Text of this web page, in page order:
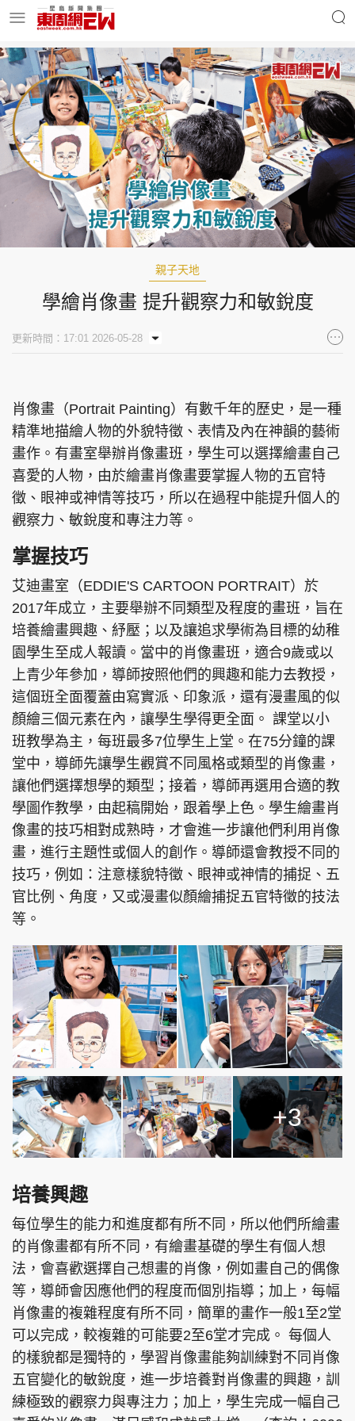
明星名人 時事財經
東周Ladies 優享生活
東周食玩通 會員活動
玄學靈異 東周專欄
東周刊 cazbuyer 東Touch
頭條日報 星島環球 The Standard
親子王 Oh!爸媽 JobMarket
頭條搵工 EDUPLUS
關於我們
聯絡我們
隱私政策聲明
使用條款
版權及免責聲明
Copyright © 東周網 版權所有 . 不得轉載
©Eastweek.com.hk. All rights reserved.
親子天地
學繪肖像畫 提升觀察力和敏銳度
更新時間：17:01 2026-05-28
肖像畫（Portrait Painting）有數千年的歷史，是一種
精準地描繪人物的外貌特徵、表情及內在神韻的藝術
畫作。有畫室舉辦肖像畫班，學生可以選擇繪畫自己
喜愛的人物，由於繪畫肖像畫要掌握人物的五官特
徵、眼神或神情等技巧，所以在過程中能提升個人的
觀察力、敏銳度和專注力等。
掌握技巧
艾迪畫室（EDDIE'S CARTOON PORTRAIT）於
2017年成立，主要舉辦不同類型及程度的畫班，旨在
培養繪畫興趣、紓壓；以及讓追求學術為目標的幼稚
園學生至成人報讀。當中的肖像畫班，適合9歲或以
上青少年參加，導師按照他們的興趣和能力去教授，
這個班全面覆蓋由寫實派、印象派，還有漫畫風的似
顏繪三個元素在內，讓學生學得更全面。 課堂以小
班教學為主，每班最多7位學生上堂。在75分鐘的課
堂中，導師先讓學生觀賞不同風格或類型的肖像畫，
讓他們選擇想學的類型；接着，導師再選用合適的教
學圖作教學，由起稿開始，跟着學上色。學生繪畫肖
像畫的技巧相對成熟時，才會進一步讓他們利用肖像
畫，進行主題性或個人的創作。導師還會教授不同的
技巧，例如：注意樣貌特徵、眼神或神情的捕捉、五
官比例、角度，又或漫畫似顏繪捕捉五官特徵的技法
等。
+3
培養興趣
每位學生的能力和進度都有所不同，所以他們所繪畫
的肖像畫都有所不同，有繪畫基礎的學生有個人想
法，會喜歡選擇自己想畫的肖像，例如畫自己的偶像
等，導師會因應他們的程度而個別指導；加上，每幅
肖像畫的複雜程度有所不同，簡單的畫作一般1至2堂
可以完成，較複雜的可能要2至6堂才完成。 每個人
的樣貌都是獨特的，學習肖像畫能夠訓練對不同肖像
五官變化的敏銳度，進一步培養對肖像畫的興趣，訓
練極致的觀察力與專注力；加上，學生完成一幅自己